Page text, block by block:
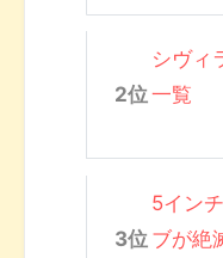
シヴィ
一覧
5イン
ブが絶